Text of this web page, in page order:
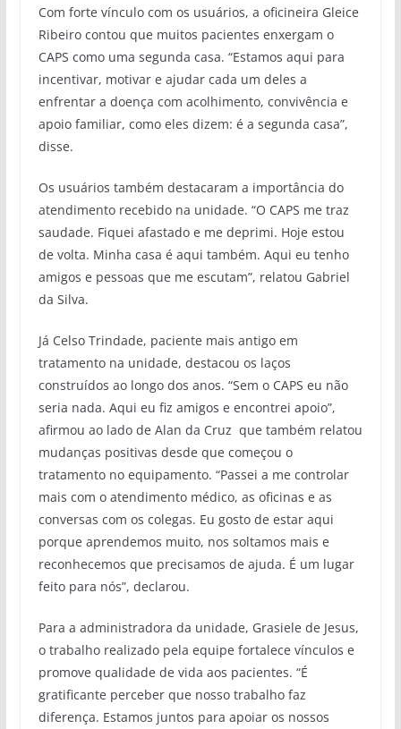
Com forte vínculo com os usuários, a oficineira Gleice
Ribeiro contou que muitos pacientes enxergam o
CAPS como uma segunda casa. “Estamos aqui para
incentivar, motivar e ajudar cada um deles a
enfrentar a doença com acolhimento, convivência e
apoio familiar, como eles dizem: é a segunda casa”,
disse.
Os usuários também destacaram a importância do
atendimento recebido na unidade. “O CAPS me traz
saudade. Fiquei afastado e me deprimi. Hoje estou
de volta. Minha casa é aqui também. Aqui eu tenho
amigos e pessoas que me escutam”, relatou Gabriel
da Silva.
Já Celso Trindade, paciente mais antigo em
tratamento na unidade, destacou os laços
construídos ao longo dos anos. “Sem o CAPS eu não
seria nada. Aqui eu fiz amigos e encontrei apoio”,
afirmou ao lado de Alan da Cruz que também relatou
mudanças positivas desde que começou o
tratamento no equipamento. “Passei a me controlar
mais com o atendimento médico, as oficinas e as
conversas com os colegas. Eu gosto de estar aqui
porque aprendemos muito, nos soltamos mais e
reconhecemos que precisamos de ajuda. É um lugar
feito para nós”, declarou.
Para a administradora da unidade, Grasiele de Jesus,
o trabalho realizado pela equipe fortalece vínculos e
promove qualidade de vida aos pacientes. “É
gratificante perceber que nosso trabalho faz
diferença. Estamos juntos para apoiar os nossos